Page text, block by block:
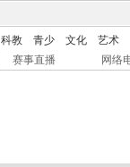
科教 青少 文化
艺术
赛事直播 网络